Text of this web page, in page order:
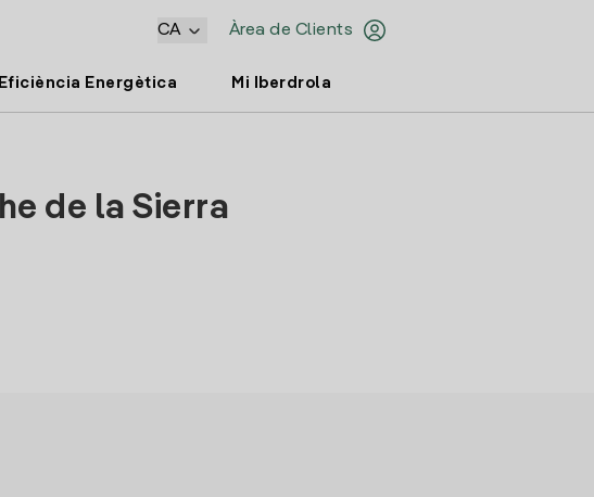
Àrea de Clients
CA
Eficiència Energètica Mi Iberdrola
de la Sierra